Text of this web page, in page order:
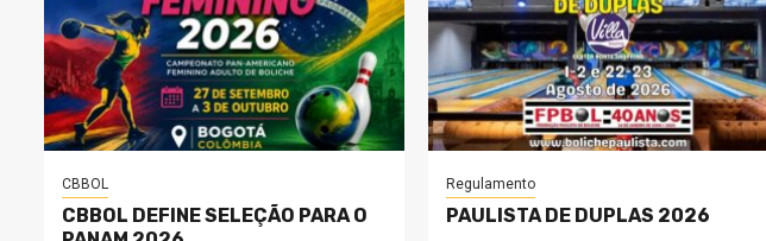
CBBOL
CBBOL DEFINE SELEÇÃO PARA O
Regulamento
PAULISTA DE DUPLAS 2026